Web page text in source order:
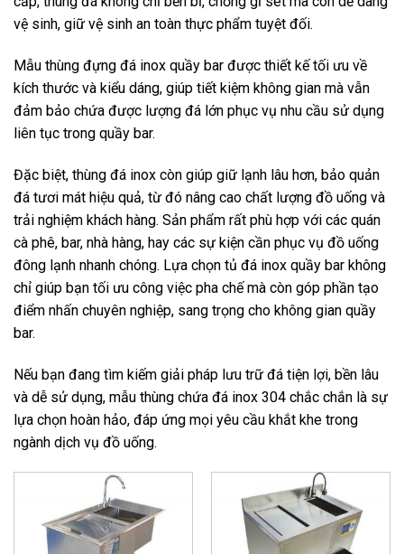
vệ sinh, giữ vệ sinh an toàn thực phẩm tuyệt đối.
Mẫu thùng đựng đá inox quầy bar được thiết kế tối ưu về
kích thước và kiểu dáng, giúp tiết kiệm không gian mà vẫn
đảm bảo chứa được lượng đá lớn phục vụ nhu cầu sử dụng
liên tục trong quầy bar.
Đặc biệt, thùng đá inox còn giúp giữ lạnh lâu hơn, bảo quản
đá tươi mát hiệu quả, từ đó nâng cao chất lượng đồ uống và
trải nghiệm khách hàng. Sản phẩm rất phù hợp với các quán
cà phê, bar, nhà hàng, hay các sự kiện cần phục vụ đồ uống
đông lạnh nhanh chóng. Lựa chọn tủ đá inox quầy bar không
chỉ giúp bạn tối ưu công việc pha chế mà còn góp phần tạo
điểm nhấn chuyên nghiệp, sang trọng cho không gian quầy
bar.
Nếu bạn đang tìm kiếm giải pháp lưu trữ đá tiện lợi, bền lâu
và dễ sử dụng, mẫu thùng chứa đá inox 304 chắc chắn là sự
lựa chọn hoàn hảo, đáp ứng mọi yêu cầu khắt khe trong
ngành dịch vụ đồ uống.